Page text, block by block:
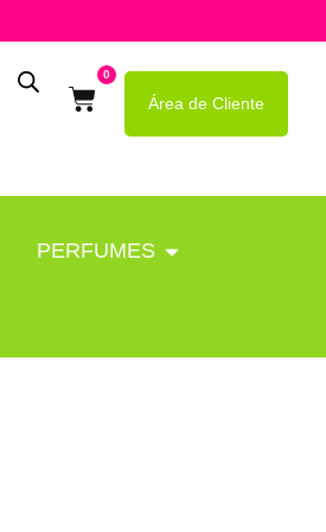
0
Área de Cliente
PERFUMES